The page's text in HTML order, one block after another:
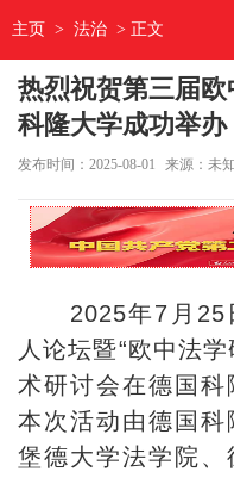
主页 > 法治 > 正文
热烈祝贺第三届
科隆大学成功举办
发布时间：2025-08-01 来源：未知
2025年7月25
人论坛暨“欧中法
术研讨会在德国科
本次活动由德国
堡德大学法学院